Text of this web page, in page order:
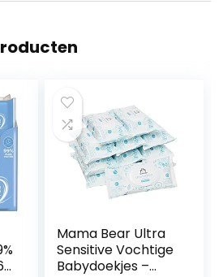
Mama Bear Ultra
Sensitive Vochtige
Babydoekjes –